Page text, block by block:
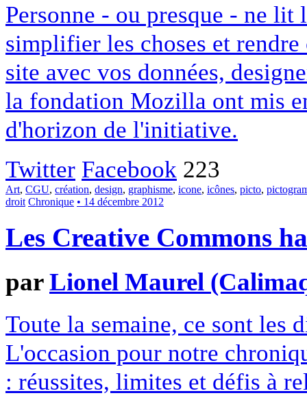
Personne - ou presque - ne
simplifier les choses et
site avec vos données,
la fondation Mozilla ont mis
d'horizon de l'initiative.
Twitter Facebook 223
Art, CGU, création, design, graphisme, icone, icônes, picto,
droit Chronique • 14 décembre 2012
Les Creative Commons
parLionel Maurel
Toute la semaine, ce sont les
L'occasion pour notre
: réussites, limites et défis à